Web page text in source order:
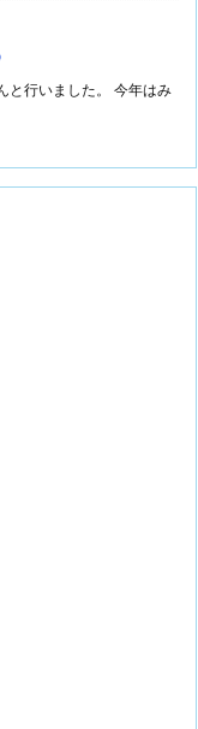
と行いました。 今年はみ